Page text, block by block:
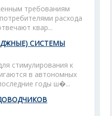
требованиям
расхода
квар...
СИСТЕМЫ
стимулирования к
в автономных
годы ш�...